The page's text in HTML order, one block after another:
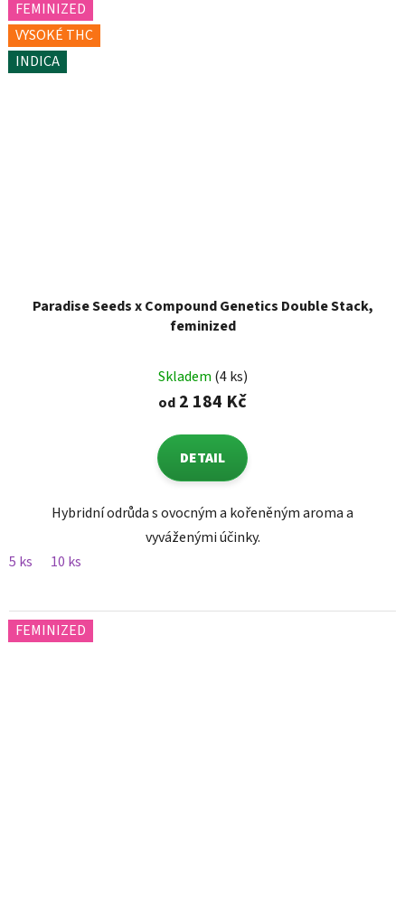
FEMINIZED
VYSOKÉ THC
INDICA
Paradise Seeds x Compound Genetics Double Stack,
feminized
Skladem (4 ks)
od 2 184 Kč
DETAIL
Hybridní odrůda s ovocným a kořeněným aroma a
vyváženými účinky.
5 ks
10 ks
FEMINIZED